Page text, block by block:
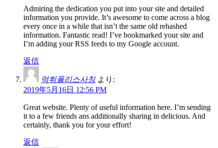
Admiring the dedication you put into your site and detailed
information you provide. It’s awesome to come across a blog
every once in a while that isn’t the same old rehashed
information. Fantastic read! I’ve bookmarked your site and
I’m adding your RSS feeds to my Google account.
返信
먹튀폴리스사칭 より:
2019年5月16日 12:56 PM
Great website. Plenty of useful information here. I’m sending
it to a few friends ans additionally sharing in delicious. And
certainly, thank you for your effort!
返信